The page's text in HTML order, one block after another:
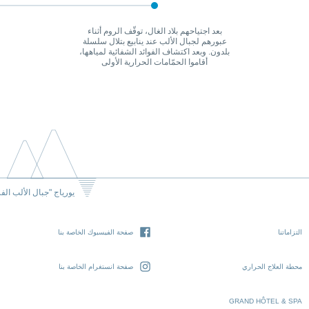
بعد اجتياحهم بلاد الغال، توقّف الروم أثناء
عبورهم لجبال الألب عند ينابيع بتلال سلسلة
بلدون. وبعد اكتشاف الفوائد الشفائية لمياهها،
أقاموا الحمّامات الحرارية الأولى
يورياج "جبال الألب
التزاماتنا
محطة العلاج الحراري
GRAND HÔTEL & SPA
صفحة الفيسبوك الخاصة بنا
صفحة انستغرام الخاصة بنا